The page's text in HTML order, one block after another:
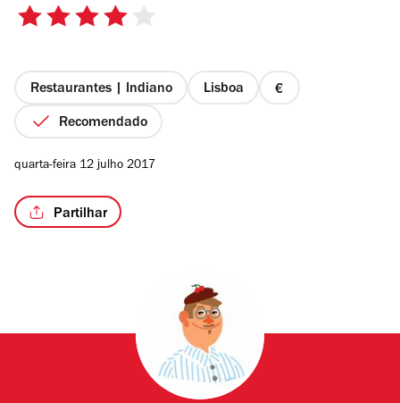
4/5
Restaurantes | Indiano Lisboa
preço
Recomendado
quarta-feira 12 julho 2017
Partilhar